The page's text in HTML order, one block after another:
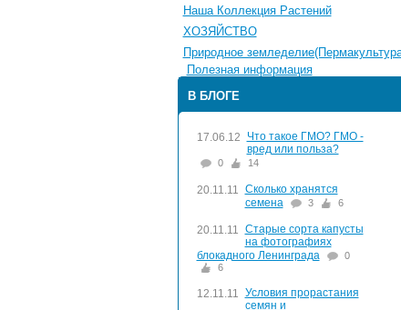
Наша Коллекция Растений
ХОЗЯЙСТВО
Природное
Полезная информация
В БЛОГЕ
17.06.12
Что такое ГМО? ГМО -
вред или польза?
0 14
20.11.11 Сколько хранятся
семена
3 6
20.11.11 Старые сорта капусты
на фотографиях
блокадного Ленинграда
0
6
12.11.11 Условия прорастания
семян и